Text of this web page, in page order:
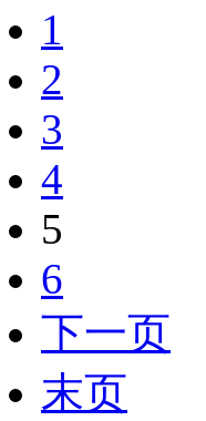
1
2
3
4
5
6
下一页
末页